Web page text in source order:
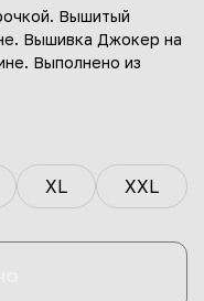
Вышитый
Вышивка Джокер на
Выполнено из
XL XXL